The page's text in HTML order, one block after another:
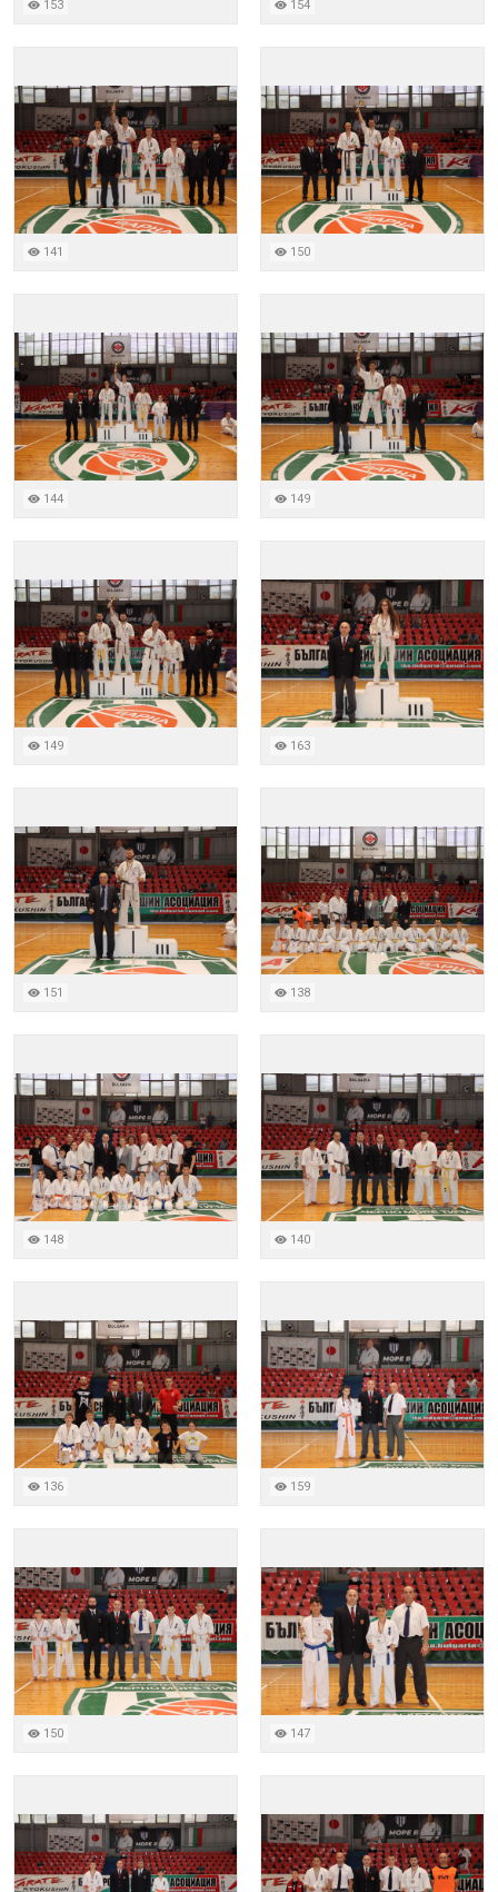
153 154
141 150
144 149
149 163
151 138
148 140
136 159
150 147